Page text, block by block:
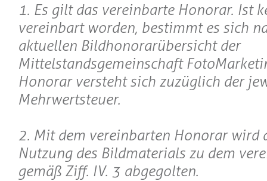
1. Es gilt das vereinbarte Honorar. Ist
vereinbart worden, bestimmt es sich
aktuellen Bildhonorarübersicht der
Mittelstandsgemeinschaft
Honorar versteht sich zuzüglich der
Mehrwertsteuer.
2. Mit dem vereinbarten Honorar wird
Nutzung des Bildmaterials zu dem
gemäß Ziff. IV. 3 abgegolten.